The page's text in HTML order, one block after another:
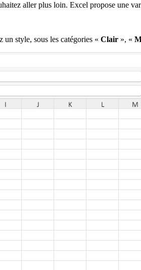
aller plus loin. Excel propose une
un style, sous les catégories « Clair », «